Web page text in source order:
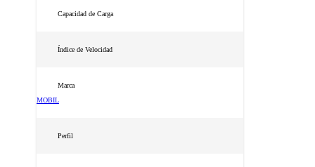
Capacidad de Carga
Índice de Velocidad
Marca
MOBIL
Perfil